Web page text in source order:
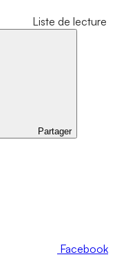
Liste de lecture
Partager
Facebook